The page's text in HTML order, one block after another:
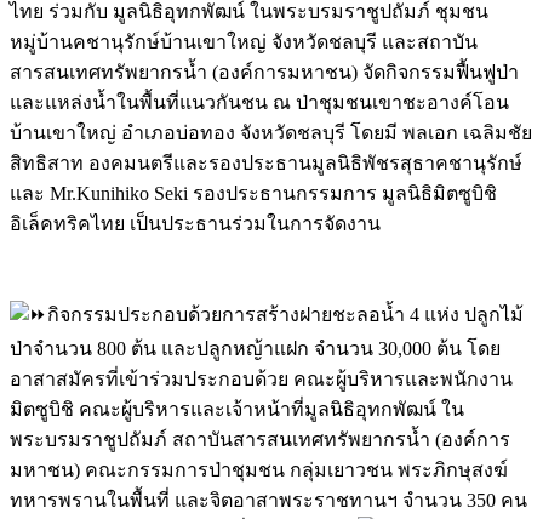
ไทย ร่วมกับ มูลนิธิอุทกพัฒน์ ในพระบรมราชูปถัมภ์ ชุมชน
หมู่บ้านคชานุรักษ์บ้านเขาใหญ่ จังหวัดชลบุรี และสถาบัน
สารสนเทศทรัพยากรน้ำ (องค์การมหาชน) จัดกิจกรรมฟื้นฟูป่า
และแหล่งน้ำในพื้นที่แนวกันชน ณ ป่าชุมชนเขาชะอางค์โอน
บ้านเขาใหญ่ อำเภอบ่อทอง จังหวัดชลบุรี โดยมี พลเอก เฉลิมชัย
สิทธิสาท องคมนตรีและรองประธานมูลนิธิพัชรสุธาคชานุรักษ์
และ Mr.Kunihiko Seki รองประธานกรรมการ มูลนิธิมิตซูบิชิ
อิเล็คทริคไทย เป็นประธานร่วมในการจัดงาน
กิจกรรมประกอบด้วยการสร้างฝายชะลอน้ำ 4 แห่ง ปลูกไม้
ป่าจำนวน 800 ต้น และปลูกหญ้าแฝก จำนวน 30,000 ต้น โดย
อาสาสมัครที่เข้าร่วมประกอบด้วย คณะผู้บริหารและพนักงาน
มิตซูบิชิ คณะผู้บริหารและเจ้าหน้าที่มูลนิธิอุทกพัฒน์ ใน
พระบรมราชูปถัมภ์ สถาบันสารสนเทศทรัพยากรน้ำ (องค์การ
มหาชน) คณะกรรมการป่าชุมชน กลุ่มเยาวชน พระภิกษุสงฆ์
ทหารพรานในพื้นที่ และจิตอาสาพระราชทานฯ จำนวน 350 คน